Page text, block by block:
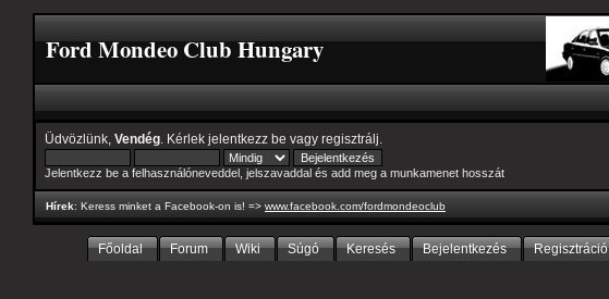
Ford Mondeo Club Hungary
Üdvözlünk, Vendég . Kérlek jelentkezz be vagy regisztrálj
Jelentkezz be a felhasználóneveddel, jelszavaddal és add meg a munkamenet hosszát
Hírek: Keress minket a Facebook-on is! => www.facebook.com/fordmondeoclub
Főoldal Forum Wiki Súgó Keresés Bejelentkezés Regisztráció